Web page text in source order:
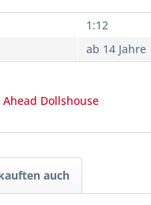
1:12
ab 14 Jahre
Dollshouse
auch